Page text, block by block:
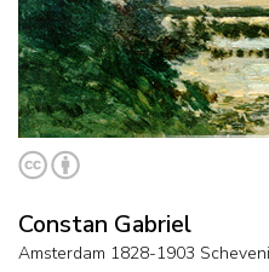
Constan Gabriel
Amsterdam 1828-1903